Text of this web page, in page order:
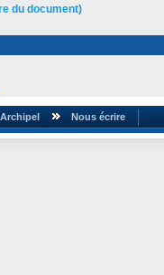
du document)
Archipel Nous écrire